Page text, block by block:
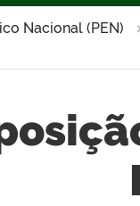
Nacional (PEN)